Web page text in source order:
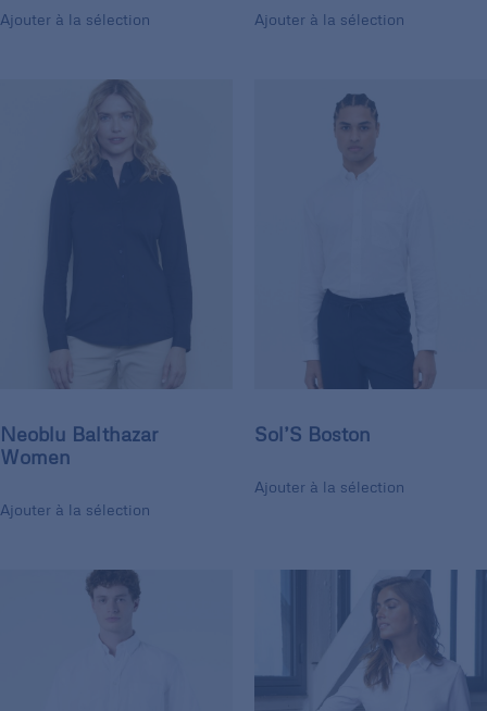
Ajouter à la sélection Ajouter à la sélection
Neoblu Balthazar
Women
Ajouter à la sélection
Sol’S Boston
Ajouter à la sélection